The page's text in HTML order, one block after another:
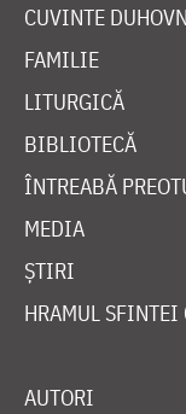
CUVINTE
FAMILIE
LITURGICĂ
BIBLIOTECĂ
ÎNTREABĂ
MEDIA
ȘTIRI
HRAMUL SFINTEI
AUTORI